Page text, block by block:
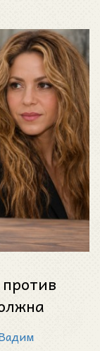
евро